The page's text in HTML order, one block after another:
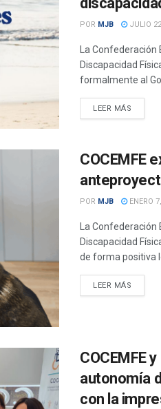
POR MJB JULIO
La
Discapacidad
formalmente al
LEER MÁS
COCEMFE
POR MJB ENERO
La Confederación
Discapacidad
de forma positiva
LEER MÁS
COCEMFE
autonomía
con la